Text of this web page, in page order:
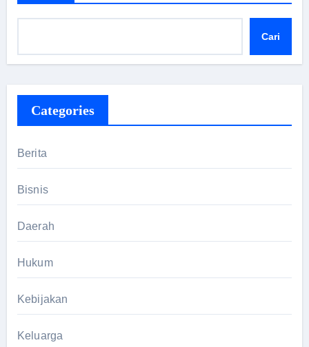
Cari
Categories
Berita
Bisnis
Daerah
Hukum
Kebijakan
Keluarga